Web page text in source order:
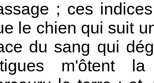
; ces
le chien qui suit
du sang qui
m'ôtent